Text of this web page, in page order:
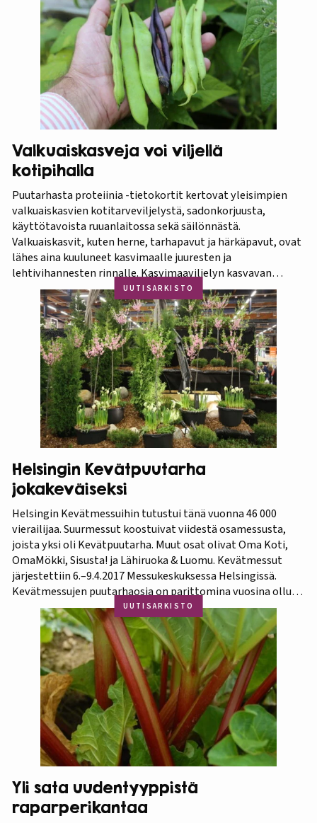
ehdottomasti helpoimmin…
Valkuaiskasveja voi viljellä
kotipihalla
Puutarhasta proteiinia -tietokortit kertovat yleisimpien
valkuaiskasvien kotitarveviljelystä, sadonkorjuusta,
käyttötavoista ruuanlaitossa sekä säilönnästä.
Valkuaiskasvit, kuten herne, tarhapavut ja härkäpavut, ovat
lähes aina kuuluneet kasvimaalle juuresten ja
lehtivihannesten rinnalle. Kasvimaaviljelyn kasvavan
suosion myötä ravitsevien valkuaiskasvien osuutta
viljelykasveina kannattaa korostaa. Puutarhasta proteiinia -
tietokorttisarja on tarkoitettu kotipuutarhureille, jotka
ovat kiinnostuneita lisäämään kasvisproteiinien määrää
lautasellaan. Kotipuutarhassa voi viljellä monia
valkuaiskasveja,…
UUTISARKISTO
Helsingin Kevätpuutarha
jokakeväiseksi
Helsingin Kevätmessuihin tutustui tänä vuonna 46 000
vierailijaa. Suurmessut koostuivat viidestä osamessusta,
joista yksi oli Kevätpuutarha. Muut osat olivat Oma Koti,
OmaMökki, Sisusta! ja Lähiruoka & Luomu. Kevätmessut
järjestettiin 6.–9.4.2017 Messukeskuksessa Helsingissä.
Kevätmessujen puutarhaosia on parittomina vuosina ollut
Kevätpuutarha ja parillisina Oma Piha -messut. Jatkossa
joka kevät puutarhanäyttelyn nimi tulee olemaan
Kevätpuutarha. Kevätpuutarhan kumppanina on
Puutarhaliitto.…
UUTISARKISTO
Yli sata uudentyyppistä
raparperikantaa